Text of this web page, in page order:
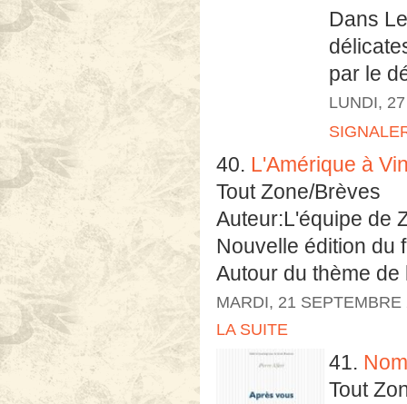
Dans
par le
LUNDI,
40. L'Amérique à
Tout Zone/Brèves
Auteur:L'équipe de
Nouvelle édition du
Autour du thème
MARDI, 21 SEPTEMBRE
LA SUITE
41.
Tout